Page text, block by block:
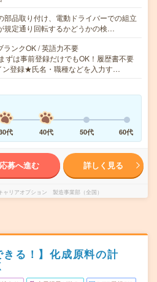
部品取り付け、電動ドライバーでの組立
規定通り回転するかどうかの検…
ランクOK / 英語力不要
ずは事前登録だけでもOK！履歴書不要
ン登録★氏名・職種などを入力す…
代 40代 50代 60代
応募へ進む 詳しく見る
ャリアオプション 製造事業部（全国）
きる！】化成原料の計